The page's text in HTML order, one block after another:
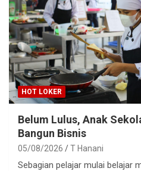
HOT LOKER
Belum Lulus, Anak
Bangun Bisnis
05/08/2026 T Hanani
Sebagian pelajar mulai belajar